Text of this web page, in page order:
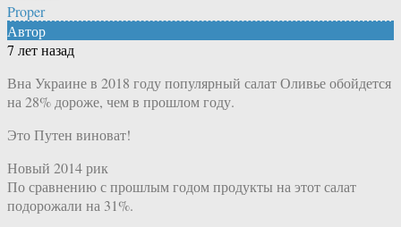
Proper
Автор
7 лет назад
Вна Украине в 2018 году популярный салат Оливье обойдется
на 28% дороже, чем в прошлом году.
Это Путен виноват!
Новый 2014 рик
По сравнению с прошлым годом продукты на этот салат
подорожали на 31%.